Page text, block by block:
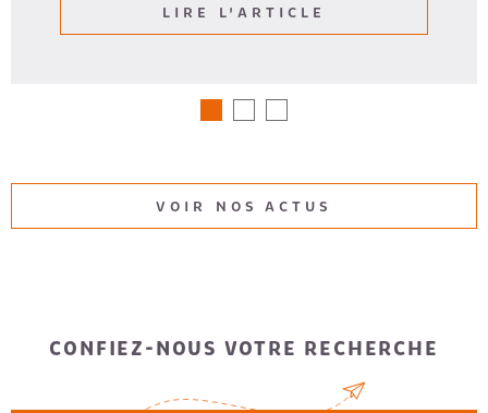
LIRE L'ARTICLE
VOIR NOS ACTUS
CONFIEZ-NOUS VOTRE RECHERCHE